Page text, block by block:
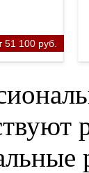
51 100 руб.